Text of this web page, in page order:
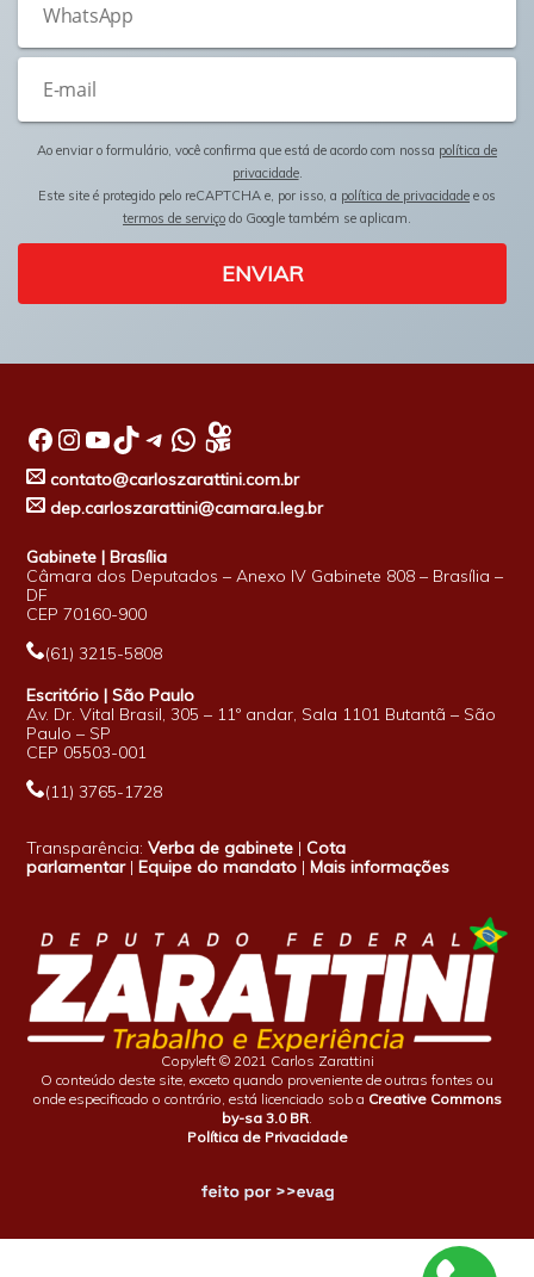
Ao enviar o formulário, você confirma que está de acordo com nossa política de
privacidade.
Este site é protegido pelo reCAPTCHA e, por isso, a política de privacidade e os
termos de serviço do Google também se aplicam.
ENVIAR
Facebook InstagramYoutube TikTok Telegram WhatsApp
contato@carloszarattini.com.br
dep.carloszarattini@camara.leg.br
Gabinete | Brasília
Câmara dos Deputados – Anexo IV Gabinete 808 – Brasília –
DF
CEP 70160-900
(61) 3215-5808
Escritório | São Paulo
Av. Dr. Vital Brasil, 305 – 11º andar, Sala 1101 Butantã – São
Paulo – SP
CEP 05503-001
(11) 3765-1728
Transparência:Verba de gabinete |Cota
parlamentar|Equipe do mandato |Mais informações
Copyleft © 2021 Carlos Zarattini
O conteúdo deste site, exceto quando proveniente de outras fontes ou
onde especificado o contrário, está licenciado sob a Creative Commons
by-sa 3.0 BR
Política de Privacidade